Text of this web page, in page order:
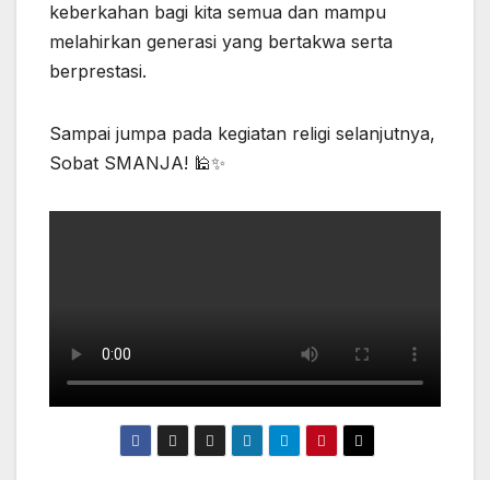
keberkahan bagi kita semua dan mampu
melahirkan generasi yang bertakwa serta
berprestasi.
Sampai jumpa pada kegiatan religi selanjutnya,
Sobat SMANJA! 🕌✨